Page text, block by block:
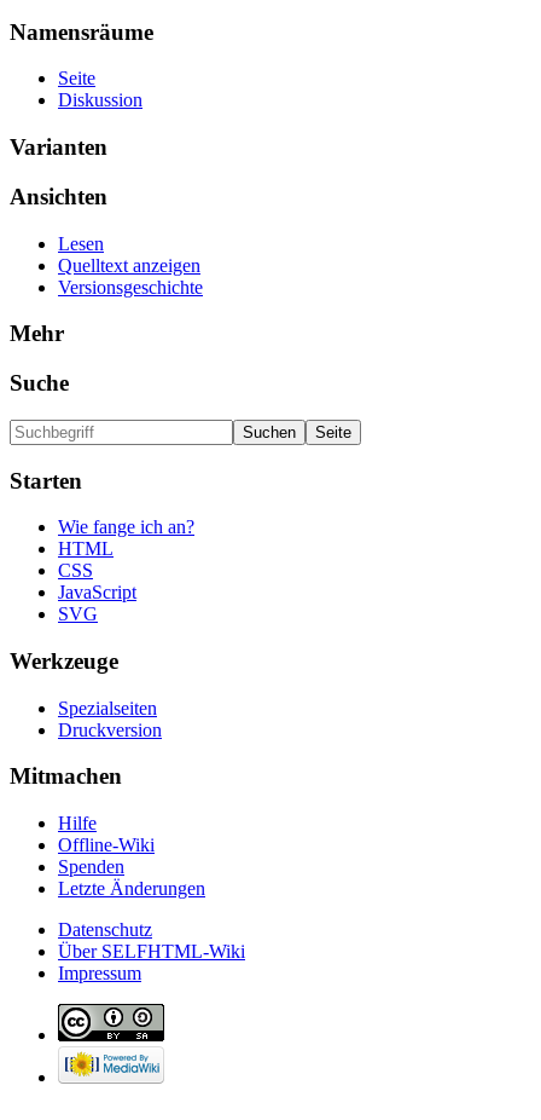
Namensräume
Seite
Diskussion
Varianten
Ansichten
Lesen
Quelltext anzeigen
Versionsgeschichte
Mehr
Suche
Starten
Wie fange ich an?
HTML
CSS
JavaScript
SVG
Werkzeuge
Spezialseiten
Druckversion
Mitmachen
Hilfe
Offline-Wiki
Spenden
Letzte Änderungen
Datenschutz
Über SELFHTML-Wiki
Impressum